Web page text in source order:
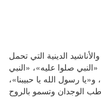
الدينية التي تحمل
صلوا عليه»، «النبي
رسول الله يا حبيبنا»،